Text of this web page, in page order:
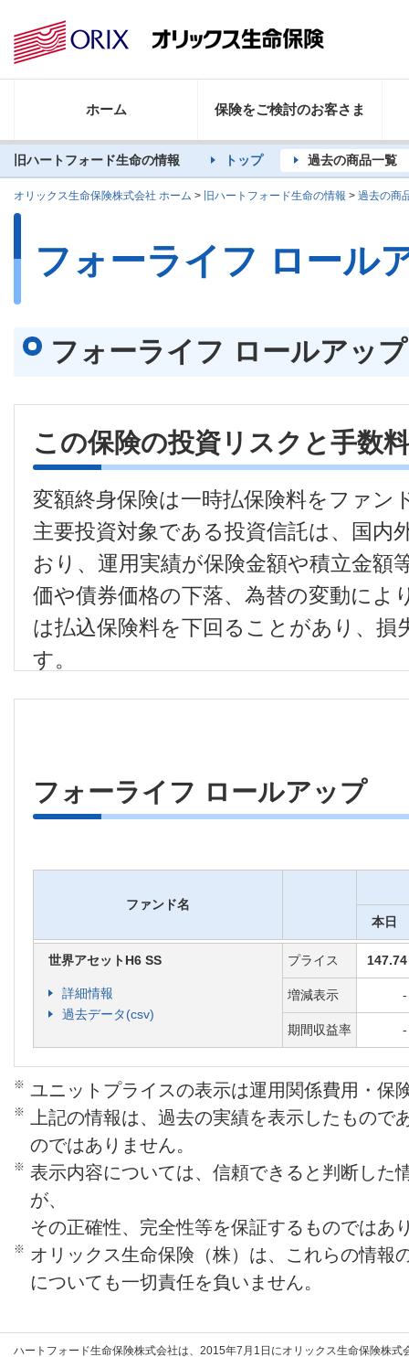
ホーム 保険をご検討のお客さま
旧ハートフォード生命の情報 トップ 過去の商品一覧
オリックス生命保険株式会社 ホーム > 旧ハートフォード生命の情報 > 過去の商
フォーライフ ロール
フォーライフ ロールアッ
この保険の投資リスクと手数
変額終身保険は一時払保険料をファン
主要投資対象である投資信託は、国内
おり、運用実績が保険金額や積立金額
価や債券価格の下落、為替の変動によ
は払込保険料を下回ることがあり、
す。
変額終身保険は預金等ではなく、預
解約払戻金額はファンド（特別勘定
保険関係費用 ：ご契約の新規成立・
ための費用です。ファンドによる
2.15％の割合で積立金額から毎日控
運用関係費用
：ファンドの運用に
が投資する投資信託の信託報酬で、
で信託財産から毎日控除されます。
り将来変更される可能性があります
● 契約時費用 ：ご契約の締結などにか
料・増額保険料に対して5％の割合
ます。
● 年金管理費
：相続年金支払の管理に
の1％かかります。
※ この商品にかかる費用の合計額は、「ご契
た、特定のお客さまには「増額時の費用（
フォーライフ ロールアップ
ファンド名
本日
世界アセットH6 SS
詳細情報
過去データ(csv)
プライス 147.74
増減表示 -
期間収益率 -
※ ユニットプライスの表示は運用関係費用・保
※
上記の情報は、過去の実績を表示したもの
のではありません。
※ 表示内容については、信頼できると判断した
が、
その正確性、完全性等を保証するものではあ
※ オリックス生命保険（株）は、これらの情報
についても一切責任を負いません。
ハートフォード生命保険株式会社は、2015年7月1日にオリックス生命保険株